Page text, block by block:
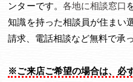
ンターです。 各地に相談窓口
知識を持った相談員が住まい
請求、電話相談など無料で承
※ご来店ご希望の場合は、必